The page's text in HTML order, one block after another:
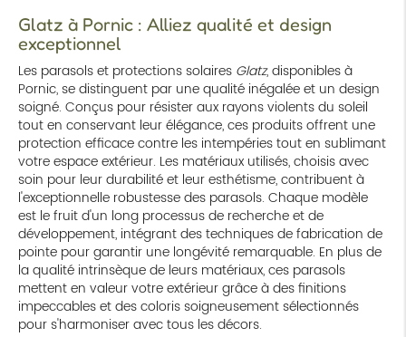
Glatz à Pornic : Alliez qualité et design
exceptionnel
Les parasols et protections solaires Glatz, disponibles à
Pornic, se distinguent par une qualité inégalée et un design
soigné. Conçus pour résister aux rayons violents du soleil
tout en conservant leur élégance, ces produits offrent une
protection efficace contre les intempéries tout en sublimant
votre espace extérieur. Les matériaux utilisés, choisis avec
soin pour leur durabilité et leur esthétisme, contribuent à
l'exceptionnelle robustesse des parasols. Chaque modèle
est le fruit d'un long processus de recherche et de
développement, intégrant des techniques de fabrication de
pointe pour garantir une longévité remarquable. En plus de
la qualité intrinsèque de leurs matériaux, ces parasols
mettent en valeur votre extérieur grâce à des finitions
impeccables et des coloris soigneusement sélectionnés
pour s'harmoniser avec tous les décors.